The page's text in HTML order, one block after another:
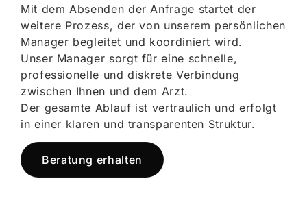
Mit dem Absenden der Anfrage startet der
weitere Prozess, der von unserem persönlichen
Manager begleitet und koordiniert wird.
Unser Manager sorgt für eine schnelle,
professionelle und diskrete Verbindung
zwischen Ihnen und dem Arzt.
Der gesamte Ablauf ist vertraulich und erfolgt
in einer klaren und transparenten Struktur.
Beratung erhalten